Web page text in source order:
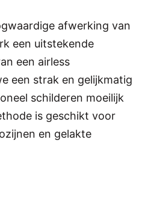
afwerking van
een uitstekende
een airless
een strak en gelijkmatig
schilderen moeilijk
is geschikt voor
en gelakte